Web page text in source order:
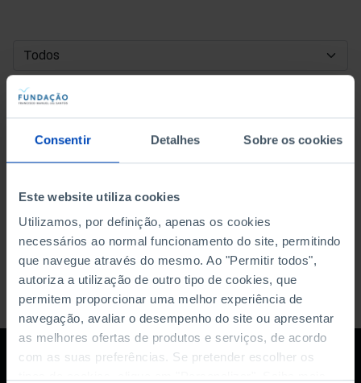
Consentir Detalhes Sobre os cookies
Este website utiliza cookies
Utilizamos, por definição, apenas os cookies
necessários ao normal funcionamento do site, permitindo
que navegue através do mesmo. Ao "Permitir todos",
autoriza a utilização de outro tipo de cookies, que
permitem proporcionar uma melhor experiência de
navegação, avaliar o desempenho do site ou apresentar
as melhores ofertas de produtos e serviços, de acordo
com as suas preferências. Se pretender escolher os
DATA DE INÍCIO
DATA DE FIM